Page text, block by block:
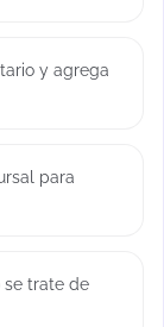
y agrega
para
se trate de